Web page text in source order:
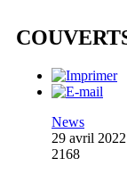
News
29 avril 2022
2168